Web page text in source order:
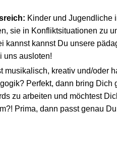
Kinder und Jugendliche
sie in Konfliktsituationen zu
kannst Du unsere
uns ausloten!
musikalisch, kreativ und/oder
Perfekt, dann bring Dich
zu arbeiten und möchtest
Prima, dann passt genau